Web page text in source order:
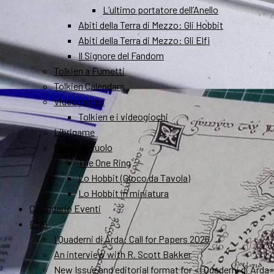
L’ultimo portatore dell’Anello
Abiti della Terra di Mezzo: Gli Hobbit
Abiti della Terra di Mezzo: Gli Elfi
Il Signore del Fandom
Tolkien a Fumetti
Tolkien Calendars
Videogames
Tolkien e i videogiochi
Librigame
Gioco di Ruolo
The One Ring
Lo Hobbit (Gioco da Tavola)
Lo Hobbit in miniatura
Calendario Eventi
ENG
I Quaderni di Arda: Call for Papers 2026
An interview with R. Scott Bakker
New Issue and editorial format for «I Quaderni di Arda»